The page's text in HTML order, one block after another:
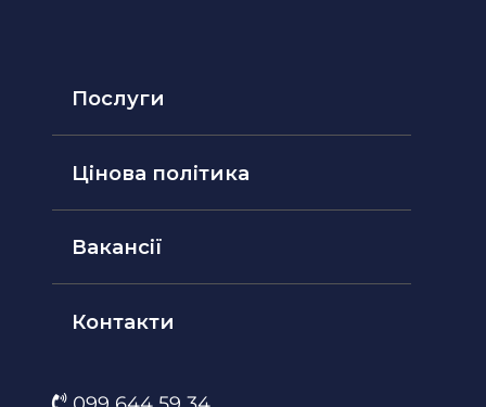
Послуги
Цінова політика
Вакансії
Контакти